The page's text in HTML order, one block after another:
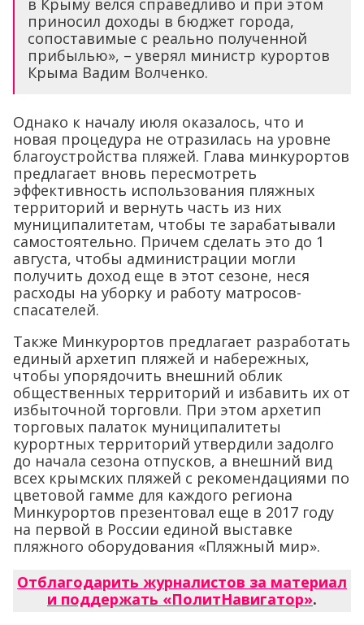
в Крыму велся справедливо и при этом
приносил доходы в бюджет города,
сопоставимые с реально полученной
прибылью», – уверял министр курортов
Крыма Вадим Волченко.
Однако к началу июля оказалось, что и
новая процедура не отразилась на уровне
благоустройства пляжей. Глава минкурортов
предлагает вновь пересмотреть
эффективность использования пляжных
территорий и вернуть часть из них
муниципалитетам, чтобы те зарабатывали
самостоятельно. Причем сделать это до 1
августа, чтобы администрации могли
получить доход еще в этот сезоне, неся
расходы на уборку и работу матросов-
спасателей.
Также Минкурортов предлагает разработать
единый архетип пляжей и набережных,
чтобы упорядочить внешний облик
общественных территорий и избавить их от
избыточной торговли. При этом архетип
торговых палаток муниципалитеты
курортных территорий утвердили задолго
до начала сезона отпусков, а внешний вид
всех крымских пляжей с рекомендациями по
цветовой гамме для каждого региона
Минкурортов презентовал еще в 2017 году
на первой в России единой выставке
пляжного оборудования «Пляжный мир».
Отблагодарить журналистов за материал
и поддержать «ПолитНавигатор».